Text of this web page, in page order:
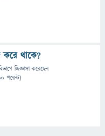
থাকে?
জিজ্ঞাসাকরেছেন
পয়েন্ট)